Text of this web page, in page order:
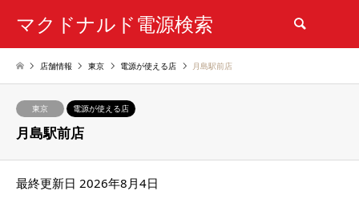
マクドナルド電源検索
店舗情報 東京 電源が使える店 月島駅前店
東京 電源が使える店
月島駅前店
最終更新日 2026年8月4日